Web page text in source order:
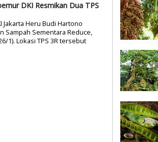
DKI Resmikan Dua TPS
Jakarta Heru Budi Hartono
Sampah Sementara Reduce,
1). Lokasi TPS 3R tersebut